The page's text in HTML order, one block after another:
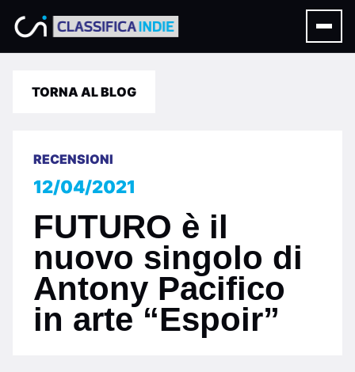
TORNA AL BLOG
RECENSIONI
12/04/2021
FUTURO è il
nuovo singolo di
Antony Pacifico
in arte “Espoir”